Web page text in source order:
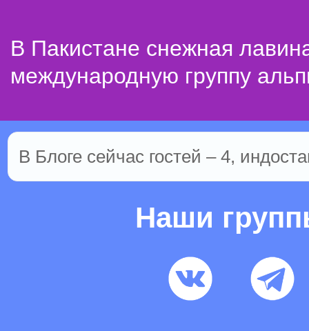
В Пакистане снежная
международную группу
В Блоге сейчас гостей – 4,
Наши